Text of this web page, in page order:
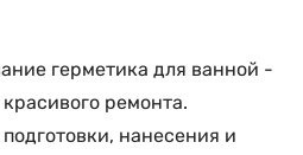
герметика для ванной -
ремонта.
нанесения и